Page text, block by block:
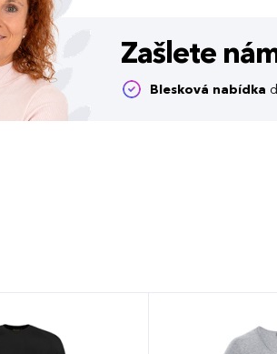
Zašlete
Blesková nabídka